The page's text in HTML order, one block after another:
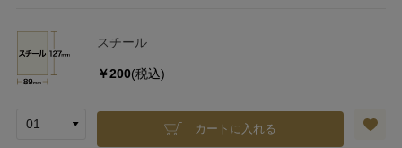
スチール
￥200(税込)
カートに入れる